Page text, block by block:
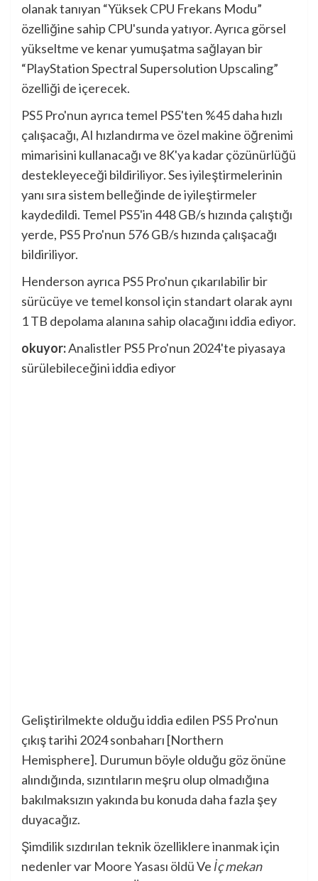
olanak tanıyan “Yüksek CPU Frekans Modu”
özelliğine sahip CPU'sunda yatıyor. Ayrıca görsel
yükseltme ve kenar yumuşatma sağlayan bir
“PlayStation Spectral Supersolution Upscaling”
özelliği de içerecek.
PS5 Pro'nun ayrıca temel PS5'ten %45 daha hızlı
çalışacağı, AI hızlandırma ve özel makine öğrenimi
mimarisini kullanacağı ve 8K'ya kadar çözünürlüğü
destekleyeceği bildiriliyor. Ses iyileştirmelerinin
yanı sıra sistem belleğinde de iyileştirmeler
kaydedildi. Temel PS5'in 448 GB/s hızında çalıştığı
yerde, PS5 Pro'nun 576 GB/s hızında çalışacağı
bildiriliyor.
Henderson ayrıca PS5 Pro'nun çıkarılabilir bir
sürücüye ve temel konsol için standart olarak aynı
1 TB depolama alanına sahip olacağını iddia ediyor.
okuyor:Analistler PS5 Pro'nun 2024'te piyasaya
sürülebileceğini iddia ediyor
Geliştirilmekte olduğu iddia edilen PS5 Pro'nun
çıkış tarihi 2024 sonbaharı [Northern
Hemisphere]. Durumun böyle olduğu göz önüne
alındığında, sızıntıların meşru olup olmadığına
bakılmaksızın yakında bu konuda daha fazla şey
duyacağız.
Şimdilik sızdırılan teknik özelliklere inanmak için
nedenler var Moore Yasası öldüVe İç mekan